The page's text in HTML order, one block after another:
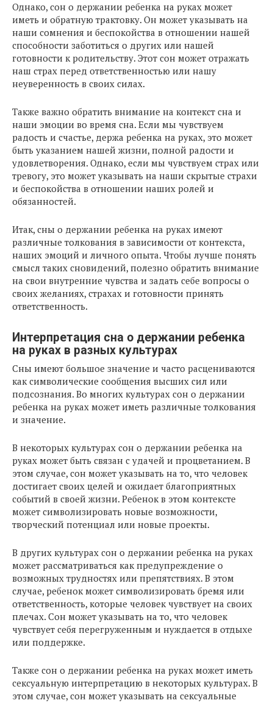
Однако, сон о держании ребенка на руках может
иметь и обратную трактовку. Он может указывать на
наши сомнения и беспокойства в отношении нашей
способности заботиться о других или нашей
готовности к родительству. Этот сон может отражать
наш страх перед ответственностью или нашу
неуверенность в своих силах.
Также важно обратить внимание на контекст сна и
наши эмоции во время сна. Если мы чувствуем
радость и счастье, держа ребенка на руках, это может
быть указанием нашей жизни, полной радости и
удовлетворения. Однако, если мы чувствуем страх или
тревогу, это может указывать на наши скрытые страхи
и беспокойства в отношении наших ролей и
обязанностей.
Итак, сны о держании ребенка на руках имеют
различные толкования в зависимости от контекста,
наших эмоций и личного опыта. Чтобы лучше понять
смысл таких сновидений, полезно обратить внимание
на свои внутренние чувства и задать себе вопросы о
своих желаниях, страхах и готовности принять
ответственность.
Интерпретация сна о держании ребенка
на руках в разных культурах
Сны имеют большое значение и часто расцениваются
как символические сообщения высших сил или
подсознания. Во многих культурах сон о держании
ребенка на руках может иметь различные толкования
и значение.
В некоторых культурах сон о держании ребенка на
руках может быть связан с удачей и процветанием. В
этом случае, сон может указывать на то, что человек
достигает своих целей и ожидает благоприятных
событий в своей жизни. Ребенок в этом контексте
может символизировать новые возможности,
творческий потенциал или новые проекты.
В других культурах сон о держании ребенка на руках
может рассматриваться как предупреждение о
возможных трудностях или препятствиях. В этом
случае, ребенок может символизировать бремя или
ответственность, которые человек чувствует на своих
плечах. Сон может указывать на то, что человек
чувствует себя перегруженным и нуждается в отдыхе
или поддержке.
Также сон о держании ребенка на руках может иметь
сексуальную интерпретацию в некоторых культурах. В
этом случае, сон может указывать на сексуальные